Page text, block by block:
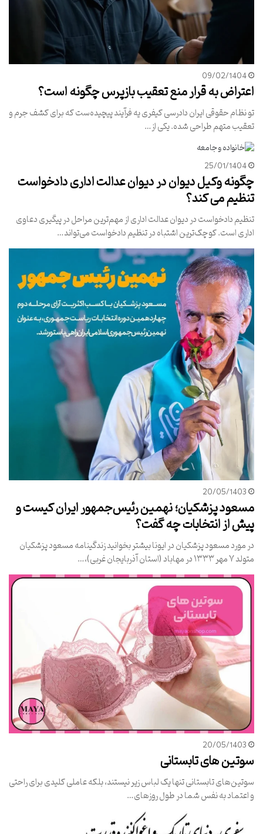
09/02/1404
اعتراض به قرار منع تعقیب بازپرس چگونه است؟
تو نظام حقوقی ایران دادرسی کیفری یه فرآیند پیچیده‌ست که برای کشف جرم و
تعقیب متهم طراحی شده. یکی از…
25/01/1404
چگونه وکیل دیوان در دیوان عدالت اداری دادخواست
تنظیم می کند؟
تنظیم دادخواست در دیوان عدالت اداری از مهم‌ترین مراحل در پیگیری دعاوی
اداری است. کوچک‌ترین اشتباه در تنظیم دادخواست می‌تواند…
20/05/1403
مسعود پزشکیان؛ نهمین رئیس‌جمهور ایران کیست و
پیش از انتخابات چه گفت؟
در مورد مسعود پزشکیان در ایونا بیشتر بخوانید زندگینامه مسعود پزشکیان
متولد ۷ مهر ۱۳۳۳ در مهاباد (استان آذربایجان غربی)،…
20/05/1403
سوتین های تابستانی
سوتین‌های تابستانی تنها یک لباس زیر نیستند، بلکه عاملی کلیدی برای راحتی
و اعتماد به نفس شما در طول روزهای…